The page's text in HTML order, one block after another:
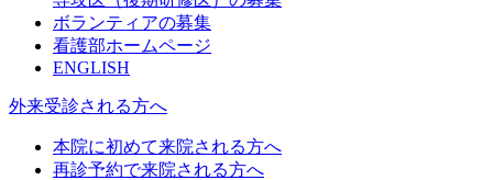
ボランティアの募集
看護部ホームページ
ENGLISH
外来受診される方へ
本院に初めて来院される方へ
再診予約で来院される方へ